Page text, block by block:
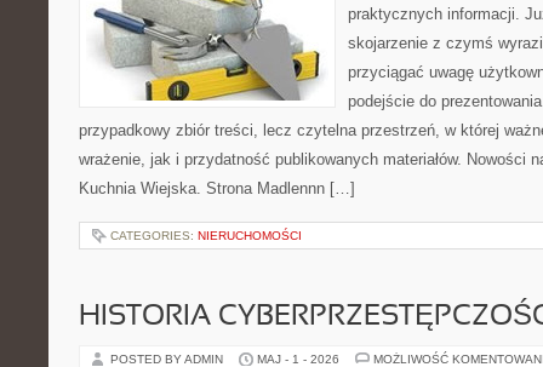
praktycznych informacji.
skojarzenie z czymś
przyciągać uwagę
podejście do
przypadkowy zbiór treści, lecz czytelna przestrzeń, w której
wrażenie, jak i przydatność publikowanych materiałów. Nowości
Kuchnia Wiejska. Strona Madlennn […]
CATEGORIES: NIERUCHOMOŚCI
HISTORIA
POSTED BY ADMIN MAJ - 1 - 2026 MOŻLIWOŚĆ